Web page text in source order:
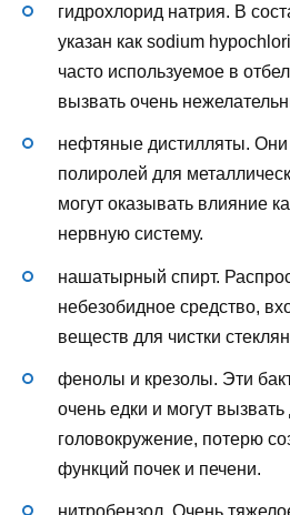
гидрохлорид натрия. В
указан как sodium
часто используемое в
вызвать очень
нефтяные дистилляты. Они
полиролей для
могут оказывать влияние
нервную систему.
нашатырный спирт.
небезобидное средство,
веществ для чистки
фенолы и крезолы. Эти
очень едки и могут
головокружение, потерю
функций почек и печени.
нитробензол. Очень